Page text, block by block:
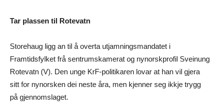
Tar plassen til Rotevatn
Storehaug ligg an til å overta utjamningsmandatet i
Framtidsfylket frå sentrumskamerat og nynorskprofil Sveinung
Rotevatn (V). Den unge KrF-politikaren lovar at han vil gjera
sitt for nynorsken dei neste åra, men kjenner seg ikkje trygg
på gjennomslaget.